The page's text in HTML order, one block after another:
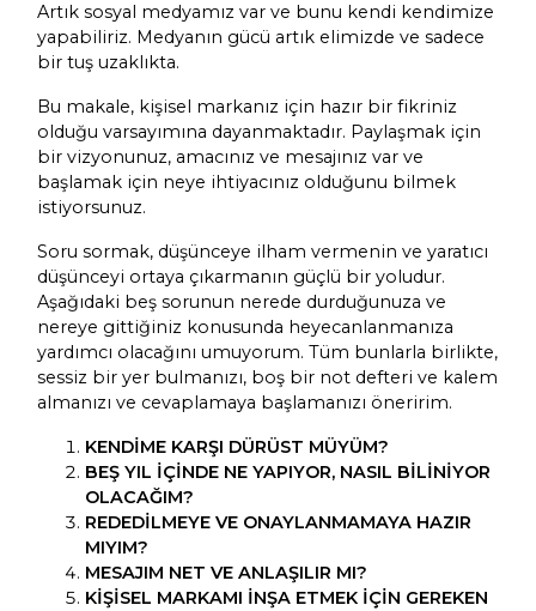
Artık sosyal medyamız var ve bunu kendi kendimize
yapabiliriz. Medyanın gücü artık elimizde ve sadece
bir tuş uzaklıkta.
Bu makale, kişisel markanız için hazır bir fikriniz
olduğu varsayımına dayanmaktadır. Paylaşmak için
bir vizyonunuz, amacınız ve mesajınız var ve
başlamak için neye ihtiyacınız olduğunu bilmek
istiyorsunuz.
Soru sormak, düşünceye ilham vermenin ve yaratıcı
düşünceyi ortaya çıkarmanın güçlü bir yoludur.
Aşağıdaki beş sorunun nerede durduğunuza ve
nereye gittiğiniz konusunda heyecanlanmanıza
yardımcı olacağını umuyorum. Tüm bunlarla birlikte,
sessiz bir yer bulmanızı, boş bir not defteri ve kalem
almanızı ve cevaplamaya başlamanızı öneririm.
KENDİME KARŞI DÜRÜST MÜYÜM?
BEŞ YIL İÇİNDE NE YAPIYOR, NASIL BİLİNİYOR
OLACAĞIM?
REDEDİLMEYE VE ONAYLANMAMAYA HAZIR
MIYIM?
MESAJIM NET VE ANLAŞILIR MI?
KİŞİSEL MARKAMI İNŞA ETMEK İÇİN GEREKEN